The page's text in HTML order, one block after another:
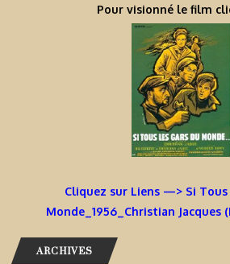
Pour visionné le film
Cliquez sur Liens —> Si Tous
Monde_1956_Christian Jacques
ARCHIVES